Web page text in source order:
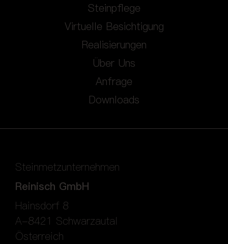
Steinpflege
Virtuelle Besichtigung
Realisierungen
Über Uns
Anfrage
Downloads
Steinmetzunternehmen
Reinisch GmbH
Hainsdorf 8
A-8421 Schwarzautal
Österreich